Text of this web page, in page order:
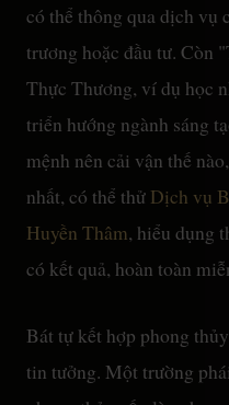
có thể thông qua dịch vụ
trương hoặc đầu tư. Còn
Thực Thương, ví dụ học
triển hướng ngành sáng
mệnh nên cải vận thế
nhất, có thể thử Dịch vụ
Huyền Thâm, hiểu dụng
có kết quả, hoàn toàn
Bát tự kết hợp phong
tin tưởng. Một trường